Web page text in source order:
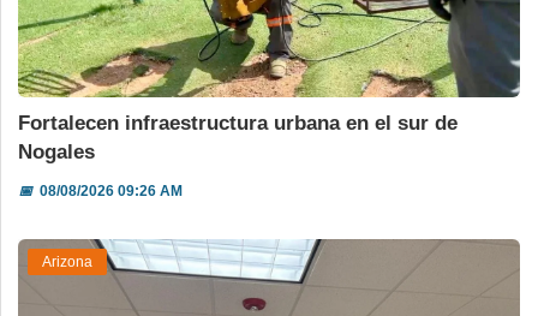
Fortalecen infraestructura urbana en el sur de
Nogales
📅08/08/2026 09:26 AM
Arizona